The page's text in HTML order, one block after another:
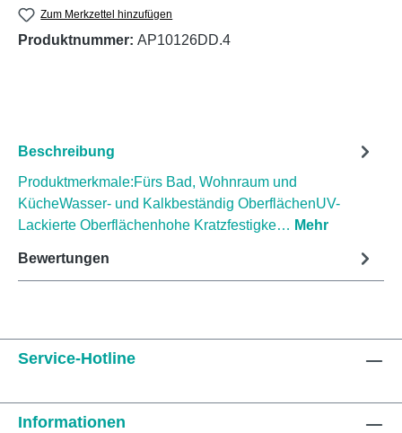
Zum Merkzettel hinzufügen
Produktnummer: AP10126DD.4
Beschreibung
Produktmerkmale:Fürs Bad, Wohnraum und
KücheWasser- und Kalkbeständig OberflächenUV-
Lackierte Oberflächenhohe Kratzfestigke… Mehr
Bewertungen
Service-Hotline
Informationen